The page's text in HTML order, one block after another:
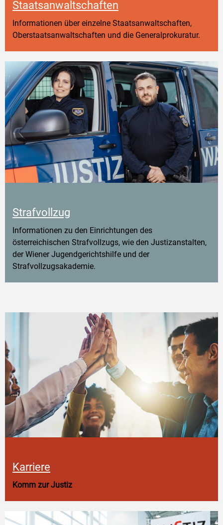
Staatsanwaltschaften
Informationen über einzelne Staatsanwaltschaften,
Oberstaatsanwaltschaften und die Generalprokuratur.
Strafvollzug
Informationen zu den Einrichtungen des
österreichischen Strafvollzugs, wie den Justizanstalten,
der Wiener Jugendgerichtshilfe und der
Strafvollzugsakademie.
Karriere
Komm zur Justiz